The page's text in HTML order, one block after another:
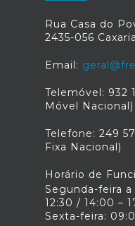
Rua Casa do
2435-056
Email:
Telemóvel: 932
Móvel Nacional)
Telefone: 249
Fixa Nacional)
Horário de
Segunda-feira
12:30 / 14:00 –
Sexta-feira: